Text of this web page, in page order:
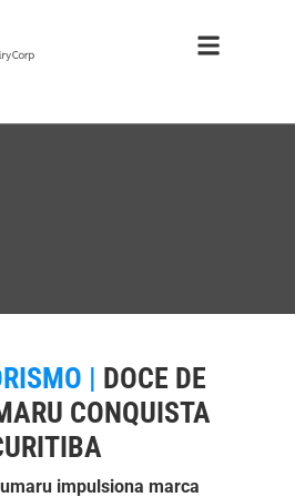
| DOCE DE
CONQUISTA
impulsiona marca